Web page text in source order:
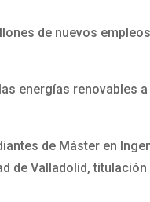
de nuevos
energías renovables
de Máster en
de Valladolid, titulación